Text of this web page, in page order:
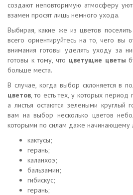
создают неповторимую атмосферу
взамен просят лишь немного ухода.
Выбирая, какие же из цветов
всего ориентируйтесь на то, чего вы
внимания готовы уделять уходу за
готовы к тому, что цветущие цветы
больше места.
В случае, когда выбор склоняется в
цветов, то есть тех, у которых период
а листья остаются зелеными
вам на выбор несколько цветов
которыми по силам даже начинающему
кактусы;
герань;
каланхоэ;
бальзамин;
гибискус;
герань;